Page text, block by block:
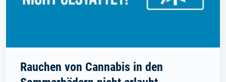
Rauchen von Cannabis in den